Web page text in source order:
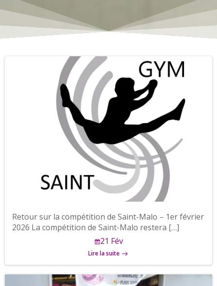
Retour sur la compétition de Saint-Malo – 1er février
2026 La compétition de Saint-Malo restera […]
21 Fév
Lire la suite